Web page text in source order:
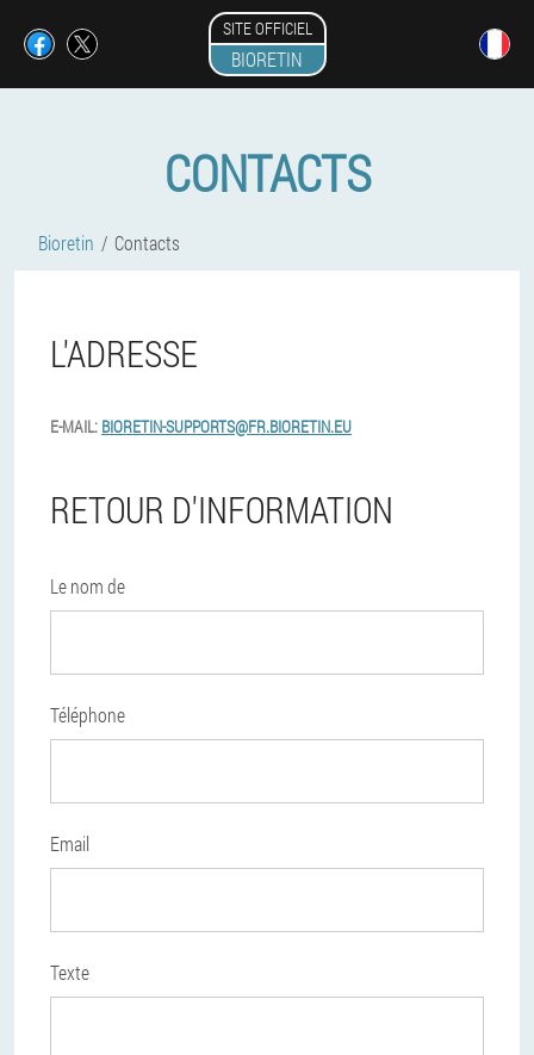
SITE OFFICIEL
BIORETIN
CONTACTS
Bioretin Contacts
L'ADRESSE
E-MAIL: BIORETIN-SUPPORTS@FR.BIORETIN.EU
RETOUR D'INFORMATION
Le nom de
Téléphone
Email
Texte